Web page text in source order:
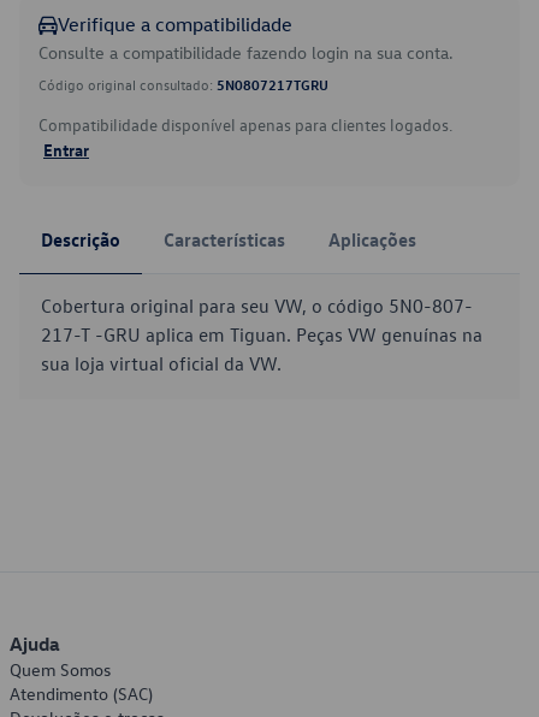
Verifique a compatibilidade
Consulte a compatibilidade fazendo login na sua conta.
Código original consultado: 5N0807217TGRU
Compatibilidade disponível apenas para clientes logados.
Entrar
Descrição Características Aplicações
Cobertura original para seu VW, o código 5N0-807-
217-T -GRU aplica em Tiguan. Peças VW genuínas na
sua loja virtual oficial da VW.
Ajuda
Quem Somos
Atendimento (SAC)